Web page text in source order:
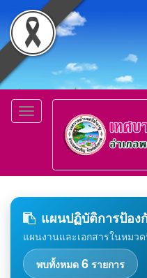
Toggle
navigation
แผนปฏิบัติการป้อง
แผนงานและเอกสารในหมว
พบทั้งหมด 6 รายการ